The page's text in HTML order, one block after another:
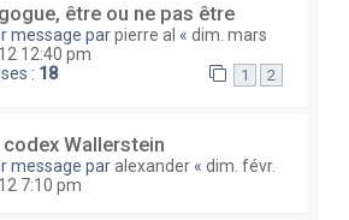
être ou ne pas être
message parpierre al « dim. mars
12:40 pm
: 18 1 2
Wallerstein
message paralexander « dim. févr.
7:10 pm